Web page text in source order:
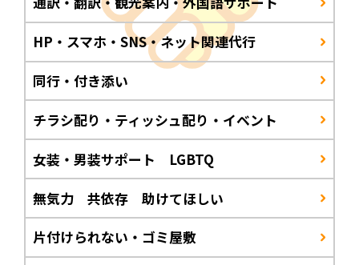
HP・スマホ・SNS・ネット関連代行
同行・付き添い
チラシ配り・ティッシュ配り・イベント
女装・男装サポート LGBTQ
無気力 共依存 助けてほしい
片付けられない・ゴミ屋敷